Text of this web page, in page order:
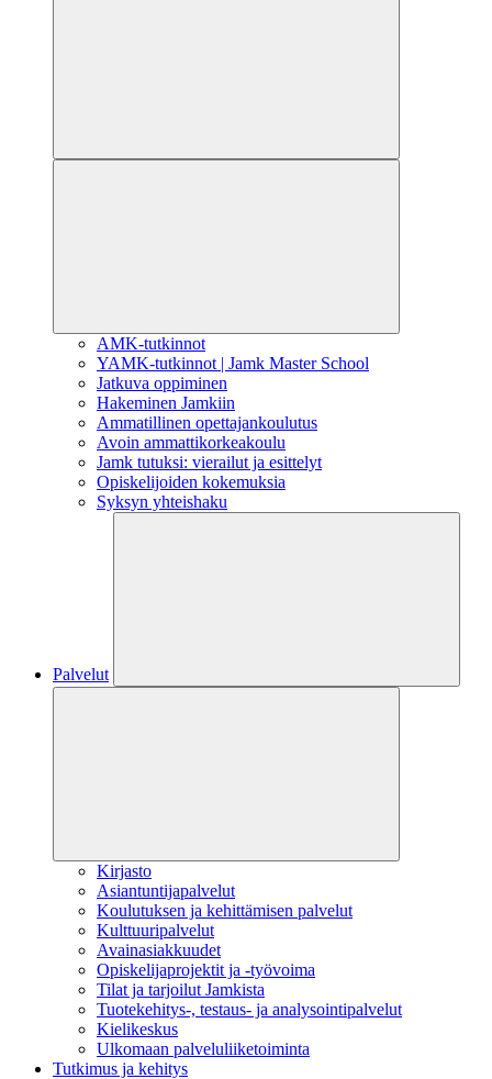
AMK-tutkinnot
YAMK-tutkinnot | Jamk Master School
Jatkuva oppiminen
Hakeminen Jamkiin
Ammatillinen opettajankoulutus
Avoin ammattikorkeakoulu
Jamk tutuksi: vierailut ja esittelyt
Opiskelijoiden kokemuksia
Syksyn yhteishaku
Palvelut
Kirjasto
Asiantuntijapalvelut
Koulutuksen ja kehittämisen palvelut
Kulttuuripalvelut
Avainasiakkuudet
Opiskelijaprojektit​ ja -työvoima
Tilat ja tarjoilut Jamkista
Tuotekehitys-, testaus- ja analysointipalvelut
Kielikeskus
Ulkomaan palveluliiketoiminta
Tutkimus ja kehitys